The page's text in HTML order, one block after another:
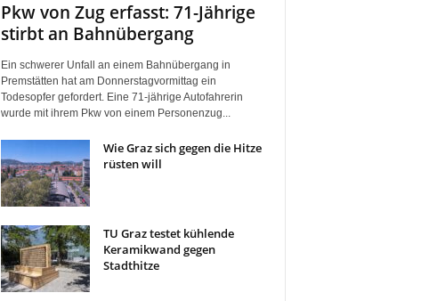
Pkw von Zug erfasst: 71-Jährige
stirbt an Bahnübergang
Ein schwerer Unfall an einem Bahnübergang in
Premstätten hat am Donnerstagvormittag ein
Todesopfer gefordert. Eine 71-jährige Autofahrerin
wurde mit ihrem Pkw von einem Personenzug...
Wie Graz sich gegen die Hitze
rüsten will
TU Graz testet kühlende
Keramikwand gegen
Stadthitze